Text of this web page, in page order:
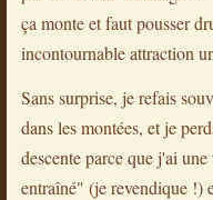
ça monte et faut pousser
incontournable attraction
Sans surprise, je refais
dans les montées, et je
descente parce que j'ai
entraîné" (je revendique !)